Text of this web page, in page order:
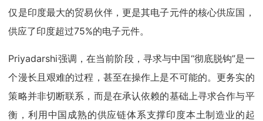
仅是印度最大的贸易伙伴，更是其电子元件的核心供应国，
供应了印度超过75%的电子元件。
Priyadarshi强调，在当前阶段，寻求与中国“彻底脱钩”是一
个漫长且艰难的过程，甚至在操作上是不可能的。更务实的
策略并非切断联系，而是在承认依赖的基础上寻求合作与平
衡，利用中国成熟的供应链体系支撑印度本土制造业的起